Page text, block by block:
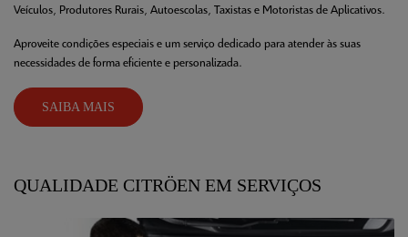
Veículos, Produtores Rurais, Autoescolas, Taxistas e Motoristas de Aplicativos.
Aproveite condições especiais e um serviço dedicado para atender às suas
necessidades de forma eficiente e personalizada.
SAIBA MAIS
QUALIDADE CITRÖEN EM SERVIÇOS